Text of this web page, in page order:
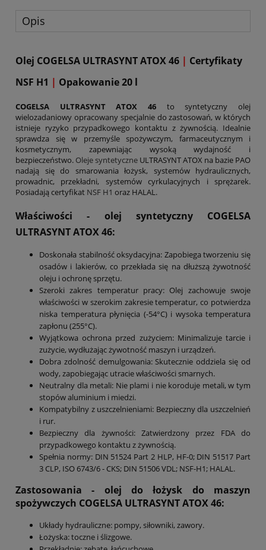
Opis
Olej COGELSA ULTRASYNT ATOX 46 | Certyfikaty
NSF H1 | Opakowanie 20 l
COGELSA ULTRASYNT ATOX 46 to syntetyczny olej
wielozadaniowy opracowany specjalnie do zastosowań, w których
istnieje ryzyko przypadkowego kontaktu z żywnością. Idealnie
sprawdza się w przemyśle spożywczym, farmaceutycznym i
kosmetycznym, zapewniając wysoką wydajność i
bezpieczeństwo. Oleje syntetyczne ULTRASYNT ATOX na bazie PAO
nadają się do smarowania łożysk, systemów hydraulicznych,
prowadnic, przekładni, systemów cyrkulacyjnych i sprężarek.
Posiadają certyfikat NSF H1 oraz HALAL.
Właściwości - olej syntetyczny COGELSA
ULTRASYNT ATOX 46:
Doskonała stabilność oksydacyjna: Zapobiega tworzeniu się
osadów i lakierów, co przekłada się na dłuższą żywotność
oleju i ochronę sprzętu.
Szeroki zakres temperatur pracy: Olej zachowuje swoje
właściwości w szerokim zakresie temperatur, co potwierdza
niska temperatura płynięcia (-54°C) i wysoka temperatura
zapłonu (255°C).
Wyjątkowa ochrona przed zużyciem: Minimalizuje tarcie i
zużycie, wydłużając żywotność maszyn i urządzeń.
Dobra zdolność demulgowania: Skutecznie oddziela się od
wody, zapobiegając utracie właściwości smarnych.
Neutralny dla metali: Nie plami i nie koroduje metali, w tym
stopów aluminium i miedzi.
Kompatybilny z uszczelnieniami: Bezpieczny dla uszczelnień
i rur.
Bezpieczny dla żywności: Zatwierdzony przez FDA do
przypadkowego kontaktu z żywnością.
Spełnia normy: DIN 51524 Part 2 HLP, HF-0; DIN 51517 Part
3 CLP, ISO 6743/6 - CKS; DIN 51506 VDL; NSF-H1; HALAL.
Zastosowania - olej do łożysk do maszyn
spożywczych COGELSA ULTRASYNT ATOX 46:
Układy hydrauliczne: pompy, siłowniki, zawory.
Łożyska: toczne i ślizgowe.